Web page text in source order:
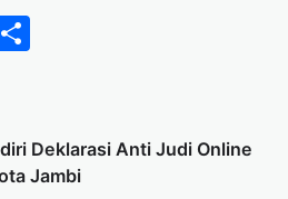
Deklarasi Anti Judi Online
Jambi